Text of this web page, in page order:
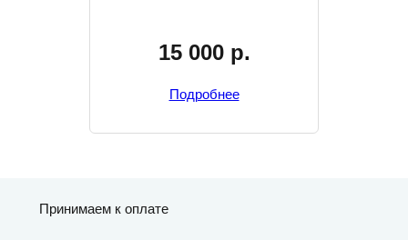
15 000р.
Подробнее
Принимаем к оплате